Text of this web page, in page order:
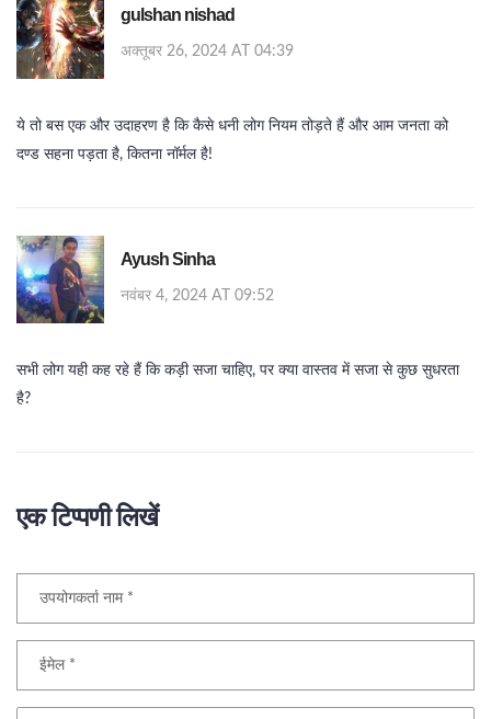
gulshan nishad
अक्तूबर 26, 2024 AT 04:39
ये तो बस एक और उदाहरण है कि कैसे धनी लोग नियम तोड़ते हैं और आम जनता को
दण्ड सहना पड़ता है, कितना नॉर्मल है!
Ayush Sinha
नवंबर 4, 2024 AT 09:52
सभी लोग यही कह रहे हैं कि कड़ी सजा चाहिए, पर क्या वास्तव में सजा से कुछ सुधरता
है?
एक टिप्पणी लिखें